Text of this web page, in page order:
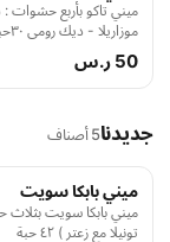
ميني تاكو بأربع حشوات :
موزاريلا - ديك رومي ۳۰حبه
50 ر.س
جديدنا5 أصناف
ميني بابكا سويت
ميني بابكا سويت
تونيلا مع زعتر ) ٤٢ حبة